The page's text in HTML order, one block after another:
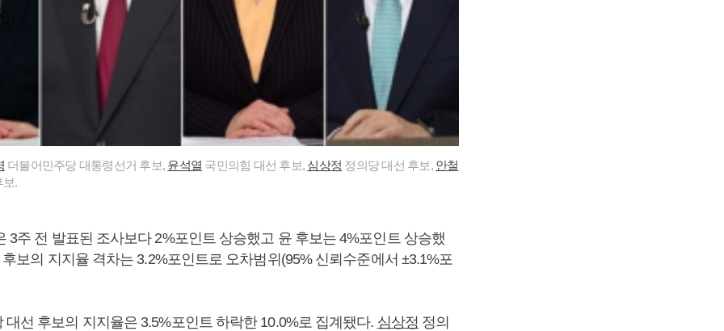
더불어민주당 대통령선거 후보, 윤석열 국민의힘 대선 후보, 심상정 정의당 대선 후보, 안철
.
3주 전 발표된 조사보다 2%포인트 상승했고 윤 후보는 4%포인트 상승했
보의 지지율 격차는 3.2%포인트로 오차범위(95% 신뢰수준에서 ±3.1%포
선 후보의 지지율은 3.5%포인트 하락한 10.0%로 집계됐다. 심상정 정의